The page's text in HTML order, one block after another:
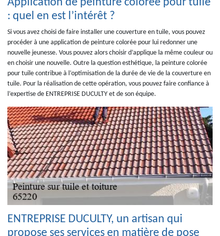
Application de peinture colorée pour tuile
: quel en est l’intérêt ?
Si vous avez choisi de faire installer une couverture en tuile, vous pouvez
procéder à une application de peinture colorée pour lui redonner une
nouvelle jeunesse. Vous pouvez alors choisir d’applique la même couleur ou
en choisir une nouvelle. Outre la question esthétique, la peinture colorée
pour tuile contribue à l’optimisation de la durée de vie de la couverture en
tuile. Pour la réalisation de cette opération, vous pouvez faire confiance à
l’expertise de ENTREPRISE DUCULTY et de son équipe.
ENTREPRISE DUCULTY, un artisan qui
propose ses services en matière de pose